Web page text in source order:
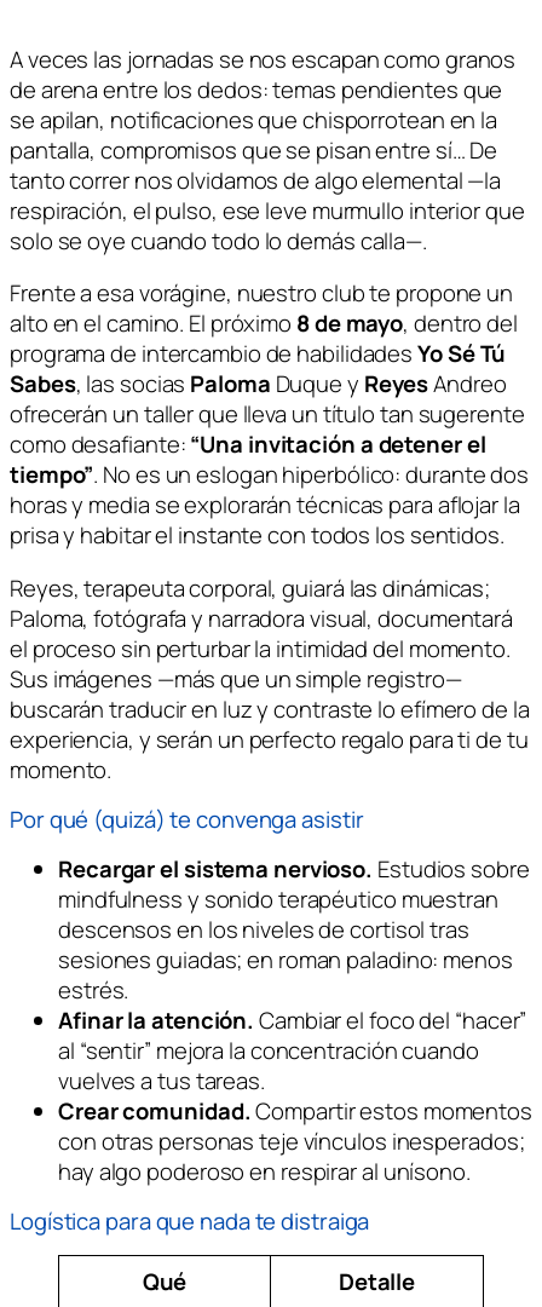
A veces las jornadas se nos escapan como granos
de arena entre los dedos: temas pendientes que
se apilan, notificaciones que chisporrotean en la
pantalla, compromisos que se pisan entre sí… De
tanto correr nos olvidamos de algo elemental —la
respiración, el pulso, ese leve murmullo interior que
solo se oye cuando todo lo demás calla—.
Frente a esa vorágine, nuestro club te propone un
alto en el camino. El próximo 8 de mayo, dentro del
programa de intercambio de habilidadesYo Sé Tú
Sabes, las socias Paloma Duque y ReyesAndreo
ofrecerán un taller que lleva un título tan sugerente
como desafiante:“Una invitación a detener el
tiempo”. No es un eslogan hiperbólico: durante dos
horas y media se explorarán técnicas para aflojar la
prisa y habitar el instante con todos los sentidos.
Reyes, terapeuta corporal, guiará las dinámicas;
Paloma, fotógrafa y narradora visual, documentará
el proceso sin perturbar la intimidad del momento.
Sus imágenes —más que un simple registro—
buscarán traducir en luz y contraste lo efímero de la
experiencia, y serán un perfecto regalo para ti de tu
momento.
Por qué (quizá) te convenga asistir
Recargar el sistema nervioso. Estudios sobre
mindfulness y sonido terapéutico muestran
descensos en los niveles de cortisol tras
sesiones guiadas; en roman paladino: menos
estrés.
Afinar la atención. Cambiar el foco del “hacer”
al “sentir” mejora la concentración cuando
vuelves a tus tareas.
Crear comunidad.Compartir estos momentos
con otras personas teje vínculos inesperados;
hay algo poderoso en respirar al unísono.
Logística para que nada te distraiga
Qué
Detalle